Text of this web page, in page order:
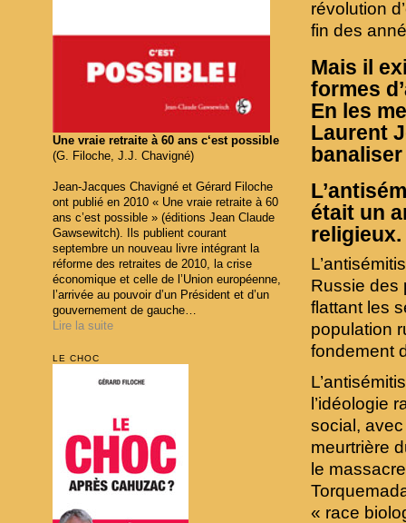
révolution
fin des
Mais il
formes
En les
Laurent
était un
religieux.
Russie des
flattant les
population
fondement
l’idéologie
social,
meurtrière
le
« race
Une vraie retraite à 60 ans c‘est possible
(G. Filoche, J.J. Chavigné)
Jean-Jacques Chavigné et Gérard Filoche
ont publié en 2010 « Une vraie retraite à 60
ans c’est possible » (éditions Jean Claude
Gawsewitch). Ils publient courant
septembre un nouveau livre intégrant la
réforme des retraites de 2010, la crise
économique et celle de l’Union européenne,
l’arrivée au pouvoir d’un Président et d’un
gouvernement de gauche…
Lire la suite
LE CHOC